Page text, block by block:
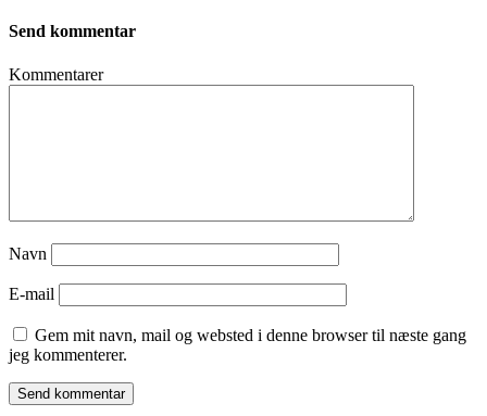
Send kommentar
Kommentarer
Navn
E-mail
Gem mit navn, mail og websted i denne browser til næste gang
jeg kommenterer.